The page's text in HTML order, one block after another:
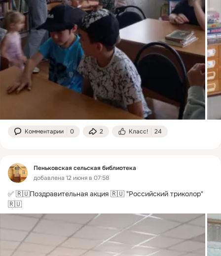
Комментарии 0 2 Класс! 24
Пеньковская сельская библиотека
добавлена 12 июня в 07:58
✅ 🇷🇺Поздравительная акция 🇷🇺 "Российский триколор"
🇷🇺